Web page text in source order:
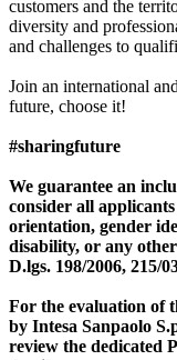
customers and the
diversity and
and challenges to
Join an international
future, choose it!
#sharingfuture
We guarantee an
consider all
orientation, gender
disability, or any
D.lgs. 198/2006, 215/
For the evaluation of
by Intesa Sanpaolo
review the dedicated